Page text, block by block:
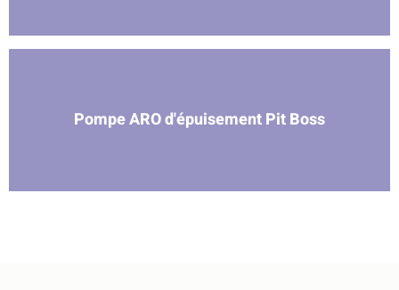
Pompe ARO d'épuisement Pit Boss